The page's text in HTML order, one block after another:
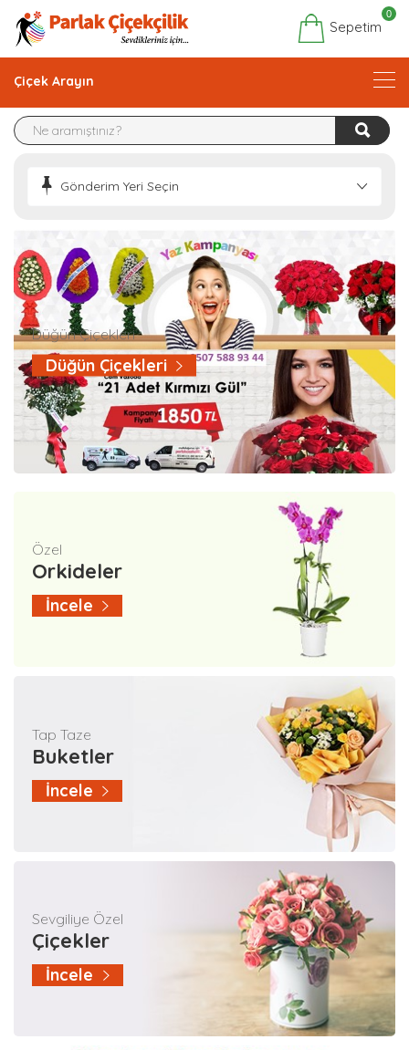
Sepetim
0
Çiçek Arayın
Gönderim Yeri Seçin
Düğün Çiçekleri
Düğün Çiçekleri
Özel
Orkideler
İncele
Tap Taze
Buketler
İncele
Sevgiliye Özel
Çiçekler
İncele